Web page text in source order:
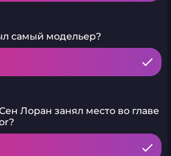
самый модельер?
Лоран занял место во главе